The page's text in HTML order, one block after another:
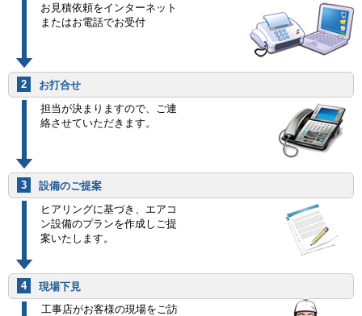
お見積依頼をインターネット
またはお電話でお受付
2
お打合せ
担当が決まりますので、ご連
絡させていただきます。
3
設備のご提案
ヒアリングに基づき、エアコ
ン設備のプランを作成しご提
案いたします。
4
現場下見
工事店がお客様の現場をご訪